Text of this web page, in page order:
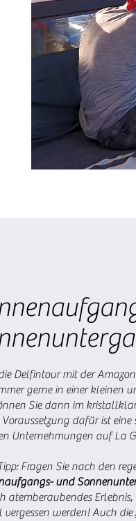
Delfintour mit der
gerne in einer kleinen
Sie dann im
Voraussetzung dafür ist
Unternehmungen auf La
Fragen Sie nach den
und
atemberaubendes Erlebnis,
vergessen werden! Auch die